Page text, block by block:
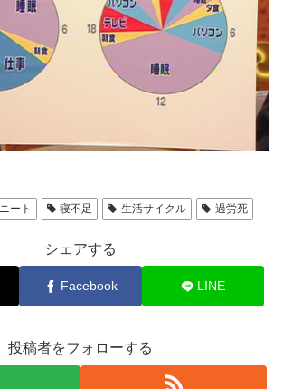
ニート 寝不足 生活サイクル 過労死
シェアする
Facebook LINE
投稿者をフォローする